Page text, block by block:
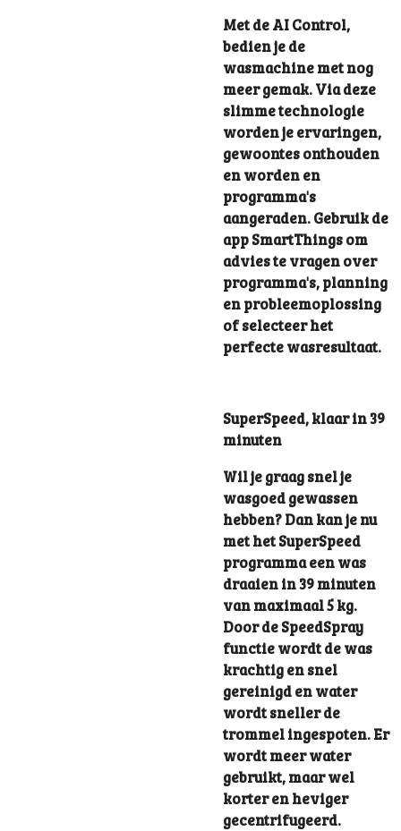
Met de AI Control,
bedien je de
wasmachine met nog
meer gemak. Via deze
slimme technologie
worden je ervaringen,
gewoontes onthouden
en worden en
programma's
aangeraden. Gebruik de
app SmartThings om
advies te vragen over
programma's, planning
en probleemoplossing
of selecteer het
perfecte wasresultaat.
SuperSpeed, klaar in 39
minuten
Wil je graag snel je
wasgoed gewassen
hebben? Dan kan je nu
met het SuperSpeed
programma een was
draaien in 39 minuten
van maximaal 5 kg.
Door de SpeedSpray
functie wordt de was
krachtig en snel
gereinigd en water
wordt sneller de
trommel ingespoten. Er
wordt meer water
gebruikt, maar wel
korter en heviger
gecentrifugeerd.